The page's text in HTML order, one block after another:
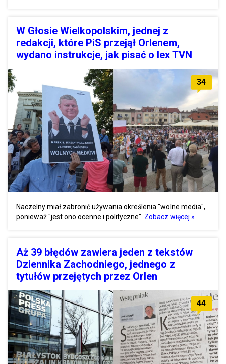
W Głosie Wielkopolskim, jednej z
redakcji, które PiS przejął Orlenem,
wydano instrukcje, jak pisać o lex TVN
34
Naczelny miał zabronić używania określenia "wolne media",
ponieważ "jest ono ocenne i polityczne". Zobacz więcej »
Aż 39 błędów zawiera jeden z tekstów
Dziennika Zachodniego, jednego z
tytułów przejętych przez Orlen
44